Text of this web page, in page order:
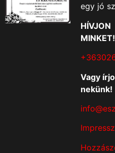
egy jó
HÍVJON
MINKET!
Vagy
nekünk!